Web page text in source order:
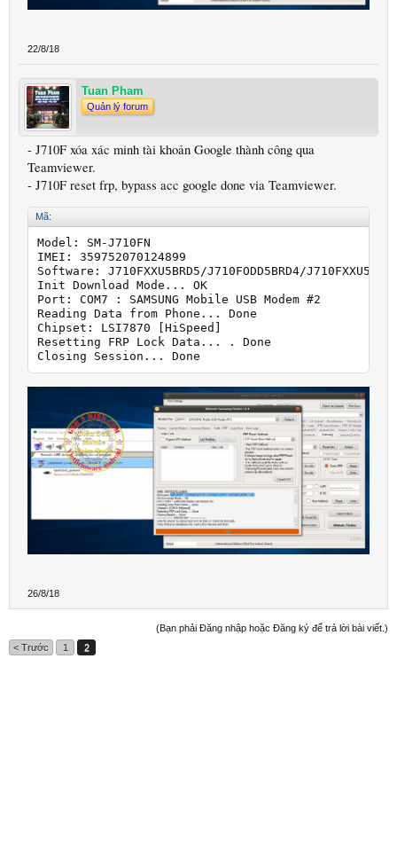
22/8/18
Tuan Pham
Quản lý forum
- J710F xóa xác minh tài khoản Google thành công qua
Teamviewer.
- J710F reset frp, bypass acc google done via Teamviewer.
Mã:
Model: SM-J710FN
IMEI: 359752070124899
Software: J710FXXU5BRD5/J710FODD5BRD4/
Init Download Mode... OK
Port: COM7 : SAMSUNG Mobile USB Modem #2
Reading Data from Phone... Done
Chipset: LSI7870 [HiSpeed]
Resetting FRP Lock Data... . Done
Closing Session... Done
26/8/18
(Bạn phải Đăng nhập hoặc Đăng ký để trả lời bài viết.)
< Trước
1 2